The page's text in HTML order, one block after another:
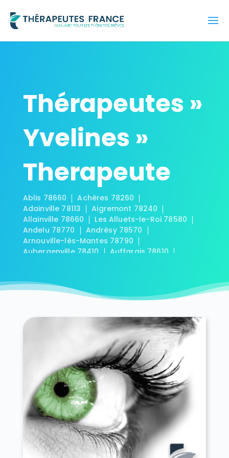
Thérapeutes »
Yvelines »
Therapeute
Ablis 78660
Achères 78260
Adainville 78113
Aigremont 78240
Allainville 78660
Les Alluets-le-Roi 78580
Andelu 78770
Andrésy 78570
Arnouville-lès-Mantes 78790
Aubergenville 78410
Auffargis 78610
Autouillet 78770
Bazainville 78550
Bazemont 78580
Béhoust 78910
Bennecourt 78270
Beynes 78650
Blaru 78270
Boinville-en-Mantois 78930
Boinville-le-Gaillard 78660
Boinvilliers 78200
Bois-d'Arcy 78390
Boissets 78910
La Boissière-École 78125
Boissy-Mauvoisin 78200
Boissy-sans-Avoir 78490
Bonnelles 78830
Bonnières-sur-Seine 78270
Bouafle 78410
Bougival 78380
Bourdonné 78113
Breuil-Bois-Robert 78930
Bréval 78980
Les Bréviaires 78610
Brueil-en-Vexin 78440
Buc 78530
Buchelay 78200
Bullion 78830
Carrières-sous-Poissy 78955